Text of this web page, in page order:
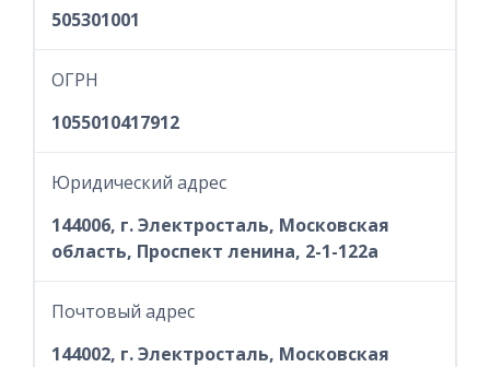
505301001
ОГРН
1055010417912
Юридический адрес
144006, г. Электросталь, Московская
область, Проспект ленина, 2-1-122а
Почтовый адрес
144002, г. Электросталь, Московская